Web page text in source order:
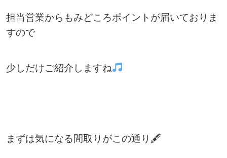
担当営業からもみどころポイントが届いておりま
すので
少しだけご紹介しますね
まずは気になる間取りがこの通り🖋